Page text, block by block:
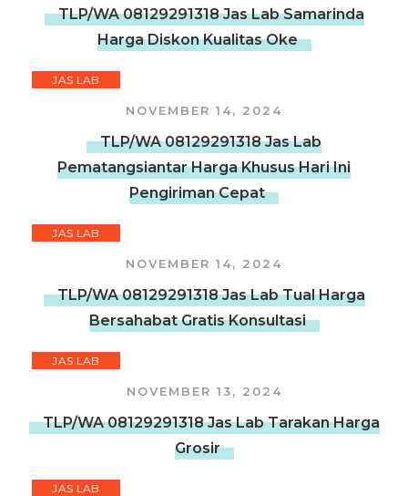
TLP/WA 08129291318 Jas Lab Samarinda
Harga Diskon Kualitas Oke
JAS LAB
NOVEMBER 14, 2024
TLP/WA 08129291318 Jas Lab
Pematangsiantar Harga Khusus Hari Ini
Pengiriman Cepat
JAS LAB
NOVEMBER 14, 2024
TLP/WA 08129291318 Jas Lab Tual Harga
Bersahabat Gratis Konsultasi
JAS LAB
NOVEMBER 13, 2024
TLP/WA 08129291318 Jas Lab Tarakan Harga
Grosir
JAS LAB